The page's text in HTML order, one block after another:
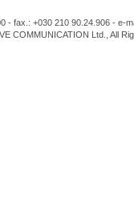
- fax.: +030 210 90.24.906 - e-
COMMUNICATION Ltd., All